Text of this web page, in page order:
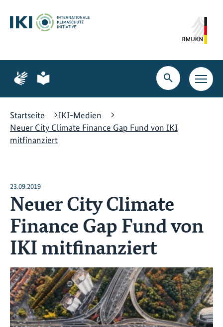
Hauptinhalt
springen
Suche
springen
Hauptnavigation
springen
Zur
Seite
Gebärdensprache
Zur
Seite
leichte
Suche
öffnen
Startseite
IKI-Medien
Neuer City Climate Finance Gap Fund von IKI
mitfinanziert
23.09.2019
Neuer City Climate
Finance Gap Fund von
IKI mitfinanziert